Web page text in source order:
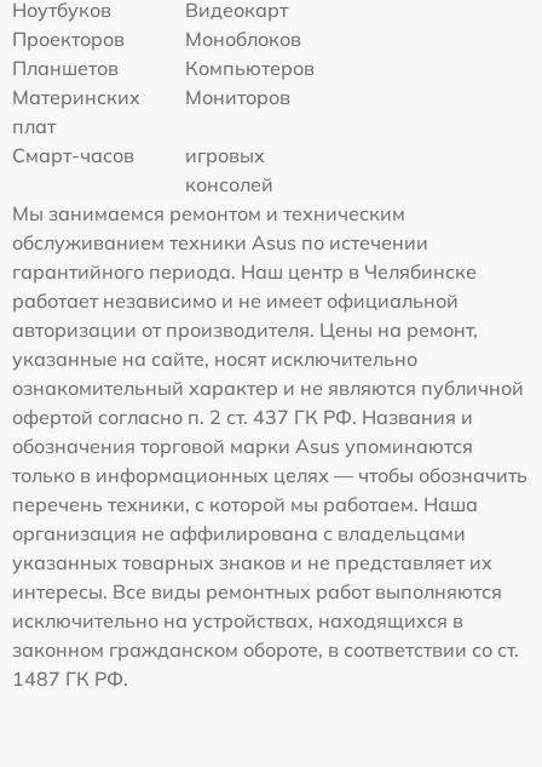
Ноутбуков
Видеокарт
Проекторов
Моноблоков
Планшетов
Компьютеров
Материнских
плат
Мониторов
Смарт-часов
игровых
консолей
Мы занимаемся ремонтом и техническим
обслуживанием техники Asus по истечении
гарантийного периода. Наш центр в Челябинске
работает независимо и не имеет официальной
авторизации от производителя. Цены на ремонт,
указанные на сайте, носят исключительно
ознакомительный характер и не являются публичной
офертой согласно п. 2 ст. 437 ГК РФ. Названия и
обозначения торговой марки Asus упоминаются
только в информационных целях — чтобы обозначить
перечень техники, с которой мы работаем. Наша
организация не аффилирована с владельцами
указанных товарных знаков и не представляет их
интересы. Все виды ремонтных работ выполняются
исключительно на устройствах, находящихся в
законном гражданском обороте, в соответствии со ст.
1487 ГК РФ.